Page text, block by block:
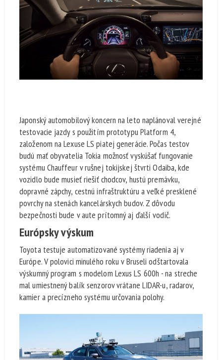
Japonský automobilový koncern na leto naplánoval verejné
testovacie jazdy s použitím prototypu Platform 4,
založenom na Lexuse LS piatej generácie. Počas testov
budú mať obyvatelia Tokia možnosť vyskúšať fungovanie
systému Chauffeur v rušnej tokijskej štvrti Odaiba, kde
vozidlo bude musieť riešiť chodcov, hustú premávku,
dopravné zápchy, cestnú infraštruktúru a veľké presklené
povrchy na stenách kancelárskych budov. Z dôvodu
bezpečnosti bude v aute prítomný aj ďalší vodič.
Európsky výskum
Toyota testuje automatizované systémy riadenia aj v
Európe. V polovici minulého roku v Bruseli odštartovala
výskumný program s modelom Lexus LS 600h - na streche
mal umiestnený balík senzorov vrátane LIDAR-u, radarov,
kamier a precízneho systému určovania polohy.